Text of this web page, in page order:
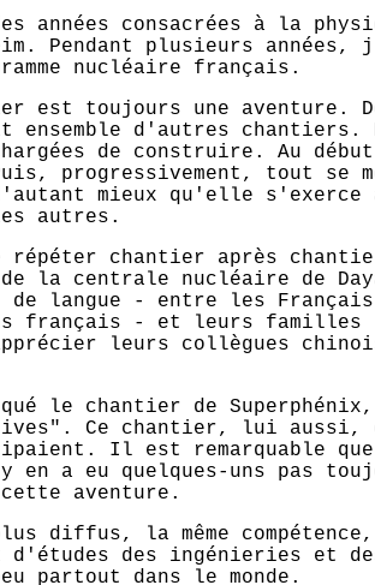
années consacrées à la
Pendant plusieurs
nucléaire français.
est toujours une aventure.
d'autres chantiers.
de construire. Au
progressivement, tout se
mieux qu'elle
autres.
chantier après
la centrale nucléaire de
langue - entre les Français
français - et leurs familles
leurs collègues
le chantier de
Ce chantier, lui aussi,
Il est remarquable que
en a eu quelques-uns pas
aventure.
diffus, la même
d'études des ingénieries
partout dans le monde.